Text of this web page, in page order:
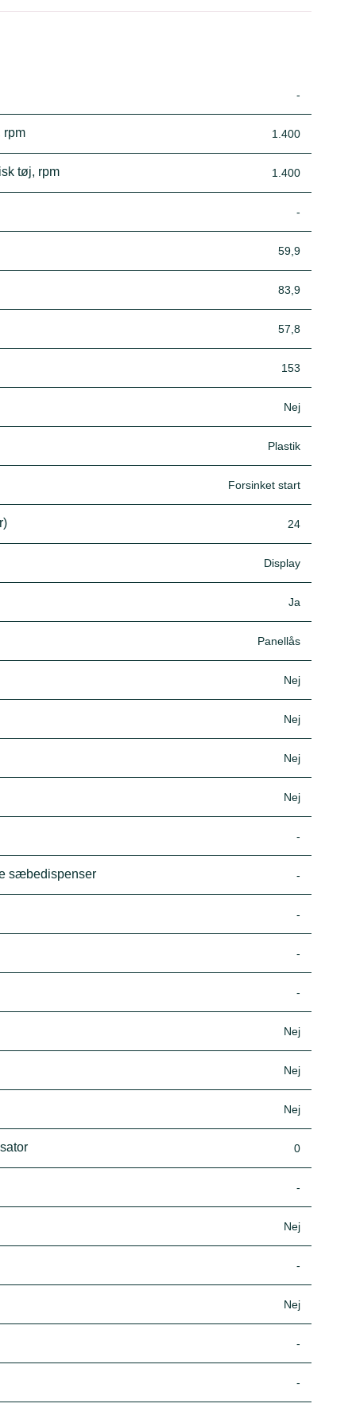
-
rpm 1.400
tøj, rpm 1.400
-
59,9
83,9
57,8
153
Nej
Plastik
Forsinket start
24
Display
Ja
Panellås
Nej
Nej
Nej
Nej
-
sæbedispenser -
-
-
-
Nej
Nej
Nej
0
-
Nej
-
Nej
-
-